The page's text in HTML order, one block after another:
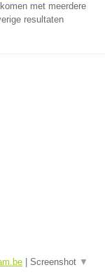
met meerdere
resultaten
Screenshot ▼